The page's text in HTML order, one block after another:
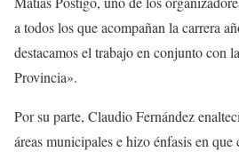
a todos los que acompañan la carrera
destacamos el trabajo en conjunto con
Provincia».
Por su parte, Claudio Fernández
áreas municipales e hizo énfasis en